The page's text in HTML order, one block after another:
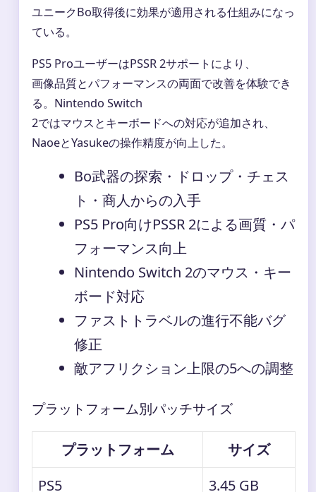
ユニークBo取得後に効果が適用される仕組みになっ
ている。
PS5 ProユーザーはPSSR 2サポートにより、
画像品質とパフォーマンスの両面で改善を体験でき
る。Nintendo Switch
2ではマウスとキーボードへの対応が追加され、
NaoeとYasukeの操作精度が向上した。
Bo武器の探索・ドロップ・チェス
ト・商人からの入手
PS5 Pro向けPSSR 2による画質・パ
フォーマンス向上
Nintendo Switch 2のマウス・キー
ボード対応
ファストトラベルの進行不能バグ
修正
敵アフリクション上限の5への調整
プラットフォーム別パッチサイズ
プラットフォーム
サイズ
PS5
3.45 GB